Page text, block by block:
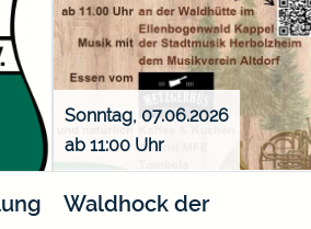
Sonntag, 07.06.2026
ab 11:00
Waldhock der